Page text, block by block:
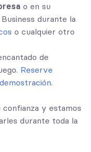
o en su
durante la
o cualquier otro
de
Reserve
.
confianza y estamos
durante toda la